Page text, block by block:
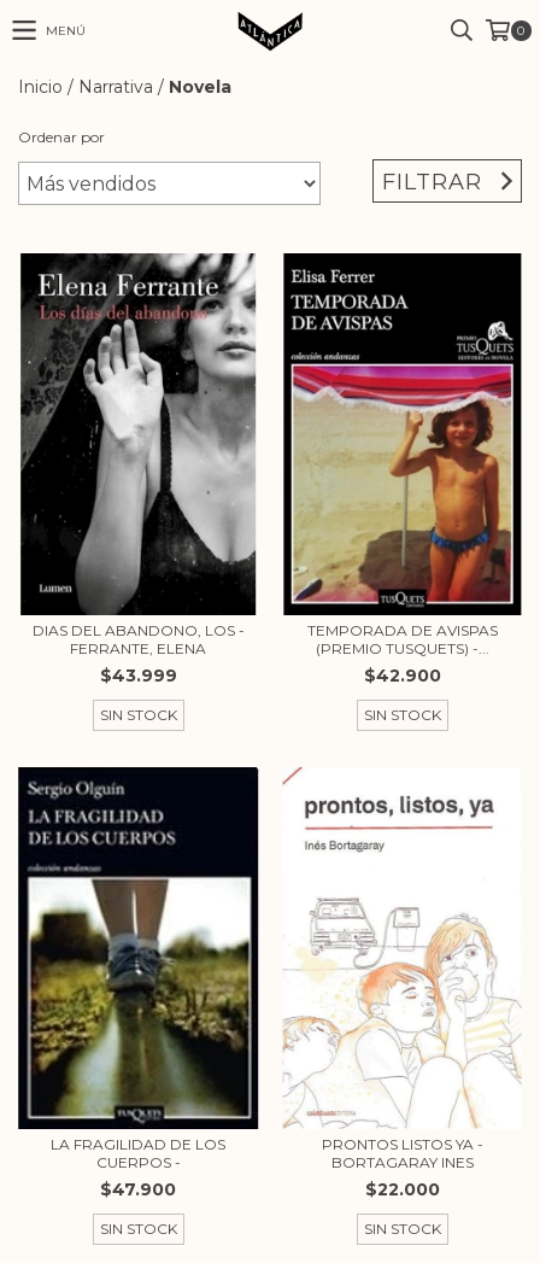
MENÚ 0
Inicio / Narrativa / Novela
Ordenar por
FILTRAR
DIAS DEL ABANDONO, LOS -
FERRANTE, ELENA
$43.999
SIN STOCK
TEMPORADA DE AVISPAS
(PREMIO TUSQUETS) -...
$42.900
SIN STOCK
LA FRAGILIDAD DE LOS
CUERPOS -
$47.900
SIN STOCK
PRONTOS LISTOS YA -
BORTAGARAY INES
$22.000
SIN STOCK